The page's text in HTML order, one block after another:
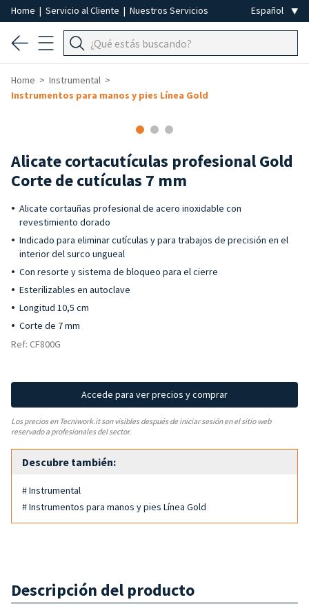
Home | Servicio al Cliente | Nuestros Servicios
Home
Instrumental
Instrumentos para manos y pies Línea Gold
Alicate cortacutículas profesional Gold
Corte de cutículas 7 mm
Alicate cortauñas profesional de acero inoxidable con
revestimiento dorado
Indicado para eliminar cutículas y para trabajos de precisión en el
interior del surco ungueal
Con resorte y sistema de bloqueo para el cierre
Esterilizables en autoclave
Longitud 10,5 cm
Corte de 7 mm
Ref: CF800G
Accede para ver precios y comprar
Los precios en Tecniwork.it son visibles después de iniciar sesión en el sitio web
reservado a profesionales del sector.
Descubre también:
# Instrumental
# Instrumentos para manos y pies Línea Gold
Descripción del producto